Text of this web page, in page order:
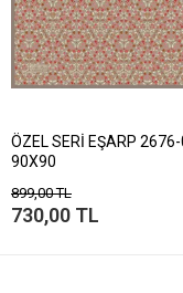
ÖZEL SERİ EŞARP
90X90
899,00 TL
730,00 TL